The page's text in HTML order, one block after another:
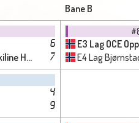
Bane B
6
7
E3 Lag OCE
E4 Lag
4
9